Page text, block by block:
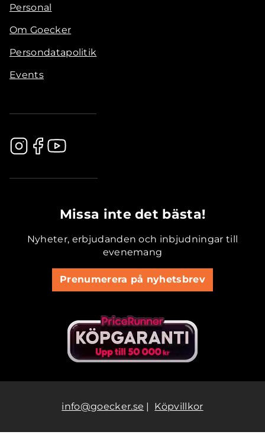
Personal
Om Goecker
Persondatapolitik
Events
Missa inte det bästa!
Nyheter, erbjudanden och inbjudningar till
evenemang
Prenumerera på nyhetsbrev
info@goecker.se | Köpvillkor